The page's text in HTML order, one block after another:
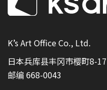
K’s Art Office Co., Ltd.
日本兵库县丰冈市樱町8-17
邮编 668-0043